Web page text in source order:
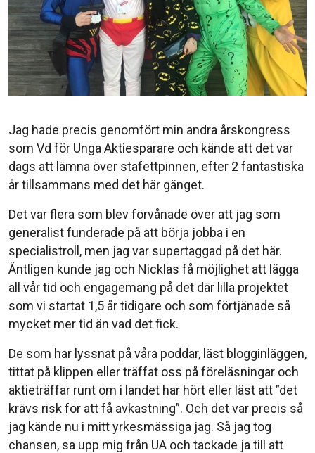
Jag hade precis genomfört min andra årskongress
som Vd för Unga Aktiesparare och kände att det var
dags att lämna över stafettpinnen, efter 2 fantastiska
år tillsammans med det här gänget.
Det var flera som blev förvånade över att jag som
generalist funderade på att börja jobba i en
specialistroll, men jag var supertaggad på det här.
Äntligen kunde jag och Nicklas få möjlighet att lägga
all vår tid och engagemang på det där lilla projektet
som vi startat 1,5 år tidigare och som förtjänade så
mycket mer tid än vad det fick.
De som har lyssnat på våra poddar, läst blogginläggen,
tittat på klippen eller träffat oss på föreläsningar och
aktieträffar runt om i landet har hört eller läst att ”det
krävs risk för att få avkastning”. Och det var precis så
jag kände nu i mitt yrkesmässiga jag. Så jag tog
chansen, sa upp mig från UA och tackade ja till att